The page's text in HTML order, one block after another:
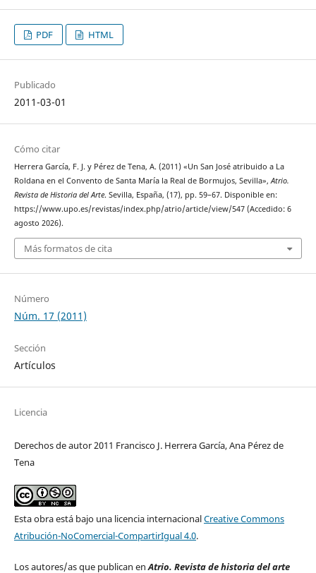
PDF HTML
Publicado
2011-03-01
Cómo citar
Herrera García, F. J. y Pérez de Tena, A. (2011) «Un San José atribuido a La
Roldana en el Convento de Santa María la Real de Bormujos, Sevilla»,Atrio.
Revista de Historia del Arte. Sevilla, España, (17), pp. 59–67. Disponible en:
https://www.upo.es/revistas/index.php/atrio/article/view/547 (Accedido: 6
agosto 2026).
Más formatos de cita
Número
Núm. 17 (2011)
Sección
Artículos
Licencia
Derechos de autor 2011 Francisco J. Herrera García, Ana Pérez de
Tena
Esta obra está bajo una licencia internacionalCreative Commons
Atribución-NoComercial-CompartirIgual 4.0.
Los autores/as que publican enAtrio. Revista de historia del arte